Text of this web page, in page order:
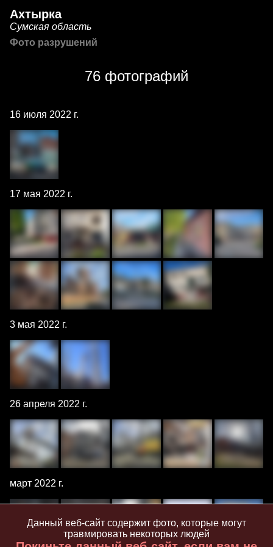
Ахтырка
Сумская область
Фото разрушений
76 фотографий
16 июля 2022 г.
17 мая 2022 г.
3 мая 2022 г.
26 апреля 2022 г.
март 2022 г.
Данный веб-сайт содержит фото, которые могут
травмировать некоторых людей